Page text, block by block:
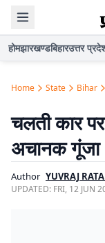
होमझारखण्डबिहारउत्तर
Home State Bihar
चलती कार
अचानक गूंजा
Author YUVRAJ
UPDATED: FRI, 12 JUN